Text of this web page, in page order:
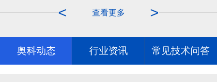
>
查看更多
<
奥科动态 行业资讯 常见技术问答